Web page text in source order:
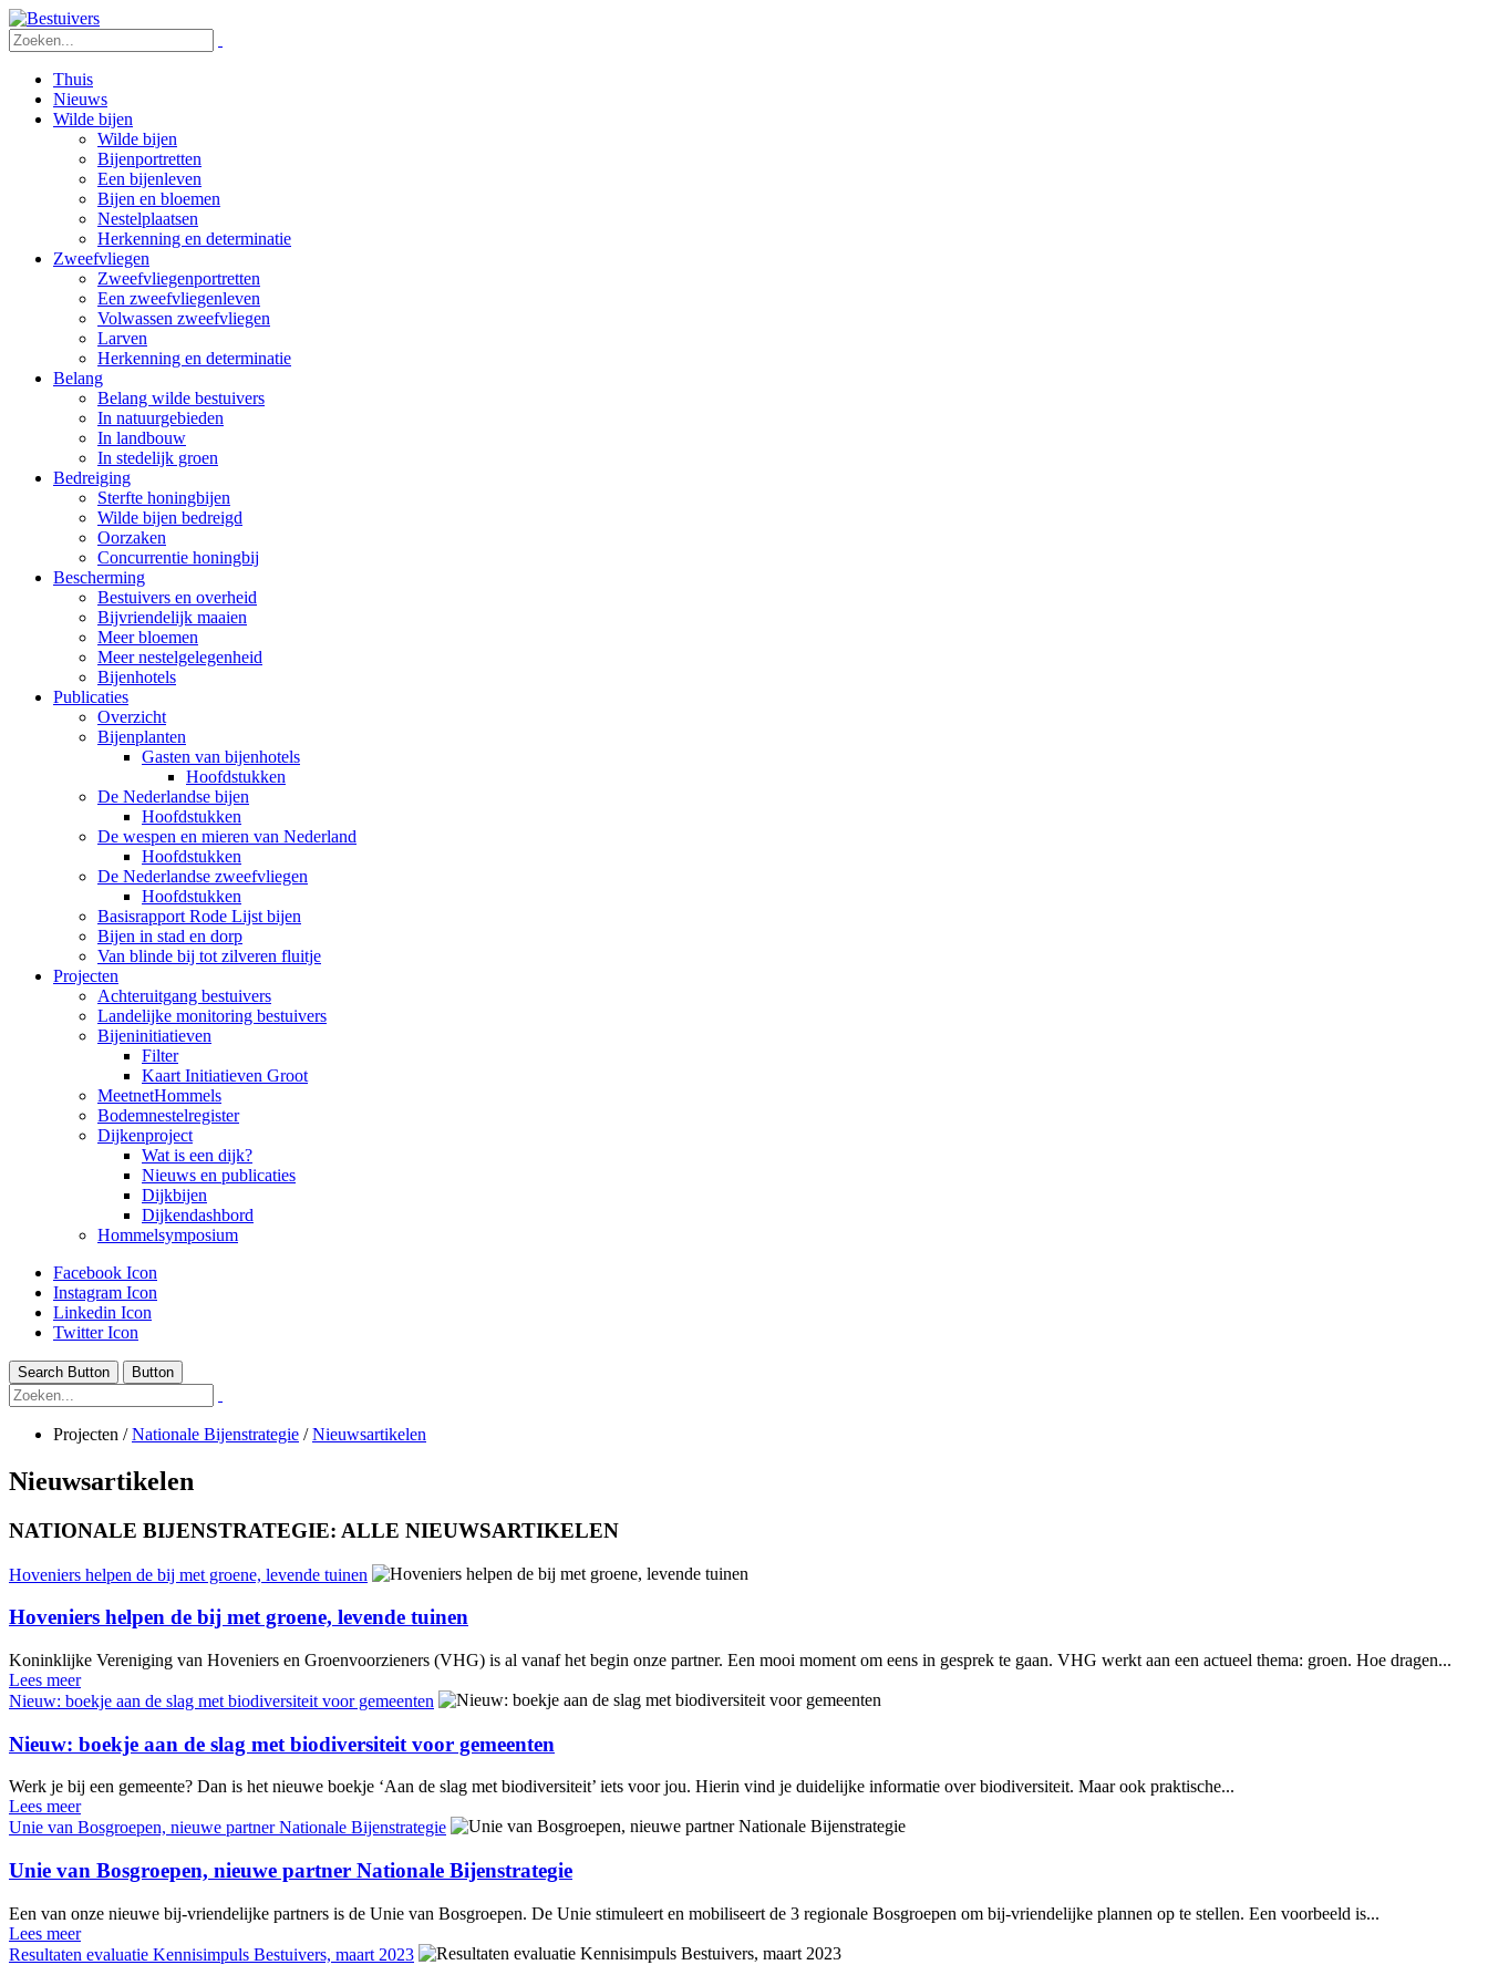
Thuis
Nieuws
Wilde bijen
Wilde bijen
Bijenportretten
Een bijenleven
Bijen en bloemen
Nestelplaatsen
Herkenning en determinatie
Zweefvliegen
Zweefvliegenportretten
Een zweefvliegenleven
Volwassen zweefvliegen
Larven
Herkenning en determinatie
Belang
Belang wilde bestuivers
In natuurgebieden
In landbouw
In stedelijk groen
Bedreiging
Sterfte honingbijen
Wilde bijen bedreigd
Oorzaken
Concurrentie honingbij
Bescherming
Bestuivers en overheid
Bijvriendelijk maaien
Meer bloemen
Meer nestelgelegenheid
Bijenhotels
Publicaties
Overzicht
Bijenplanten
Gasten van bijenhotels
Hoofdstukken
De Nederlandse bijen
Hoofdstukken
De wespen en mieren van Nederland
Hoofdstukken
De Nederlandse zweefvliegen
Hoofdstukken
Basisrapport Rode Lijst bijen
Bijen in stad en dorp
Van blinde bij tot zilveren fluitje
Projecten
Achteruitgang bestuivers
Landelijke monitoring bestuivers
Bijeninitiatieven
Filter
Kaart Initiatieven Groot
MeetnetHommels
Bodemnestelregister
Dijkenproject
Wat is een dijk?
Nieuws en publicaties
Dijkbijen
Dijkendashbord
Hommelsymposium
Facebook Icon
Instagram Icon
Linkedin Icon
Twitter Icon
Search Button Button
Projecten /Nationale Bijenstrategie /Nieuwsartikelen
Nieuwsartikelen
NATIONALE BIJENSTRATEGIE: ALLE NIEUWSARTIKELEN
Hoveniers helpen de bij met groene, levende tuinen
Hoveniers helpen de bij met groene, levende tuinen
Koninklijke Vereniging van Hoveniers en Groenvoorzieners (VHG) is al vanaf het begin onze partner. Een mooi moment om eens in gesprek te gaan. VHG werkt aan een actueel thema: groen. Hoe dragen...
Lees meer
Nieuw: boekje aan de slag met biodiversiteit voor gemeenten
Nieuw: boekje aan de slag met biodiversiteit voor gemeenten
Werk je bij een gemeente? Dan is het nieuwe boekje ‘Aan de slag met biodiversiteit’ iets voor jou. Hierin vind je duidelijke informatie over biodiversiteit. Maar ook praktische...
Lees meer
Unie van Bosgroepen, nieuwe partner Nationale Bijenstrategie
Unie van Bosgroepen, nieuwe partner Nationale Bijenstrategie
Een van onze nieuwe bij-vriendelijke partners is de Unie van Bosgroepen. De Unie stimuleert en mobiliseert de 3 regionale Bosgroepen om bij-vriendelijke plannen op te stellen. Een voorbeeld is...
Lees meer
Resultaten evaluatie Kennisimpuls Bestuivers, maart 2023